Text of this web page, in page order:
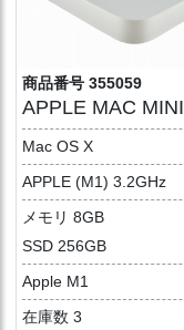
商品番号 355059
APPLE MAC MINI
Mac OS X
APPLE (M1) 3.2GHz
メモリ 8GB
SSD 256GB
Apple M1
在庫数 3